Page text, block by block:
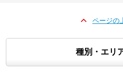
ページの
種別・エリ